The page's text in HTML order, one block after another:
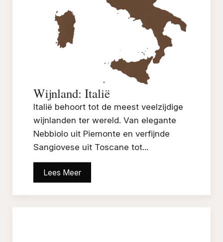
Wijnland: Italië
Italië behoort tot de meest veelzijdige
wijnlanden ter wereld. Van elegante
Nebbiolo uit Piemonte en verfijnde
Sangiovese uit Toscane tot...
Lees Meer